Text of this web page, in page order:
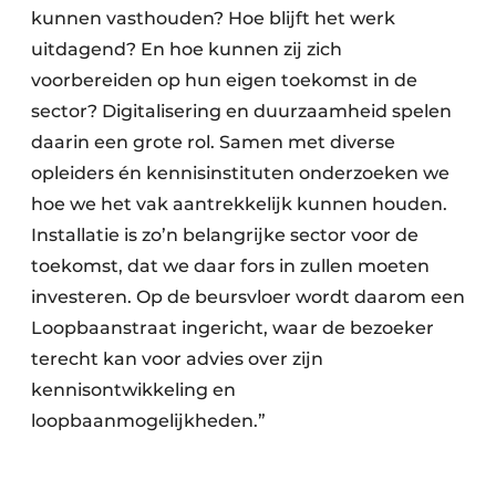
kunnen vasthouden? Hoe blijft het werk
uitdagend? En hoe kunnen zij zich
voorbereiden op hun eigen toekomst in de
sector? Digitalisering en duurzaamheid spelen
daarin een grote rol. Samen met diverse
opleiders én kennisinstituten onderzoeken we
hoe we het vak aantrekkelijk kunnen houden.
Installatie is zo’n belangrijke sector voor de
toekomst, dat we daar fors in zullen moeten
investeren. Op de beursvloer wordt daarom een
Loopbaanstraat ingericht, waar de bezoeker
terecht kan voor advies over zijn
kennisontwikkeling en
loopbaanmogelijkheden.”